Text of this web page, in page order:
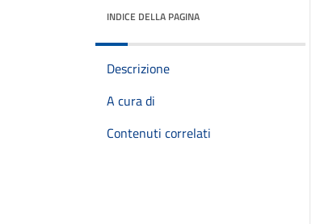
INDICE DELLA PAGINA
Descrizione
A cura di
Contenuti correlati